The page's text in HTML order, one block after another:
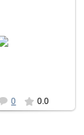
0 0.0